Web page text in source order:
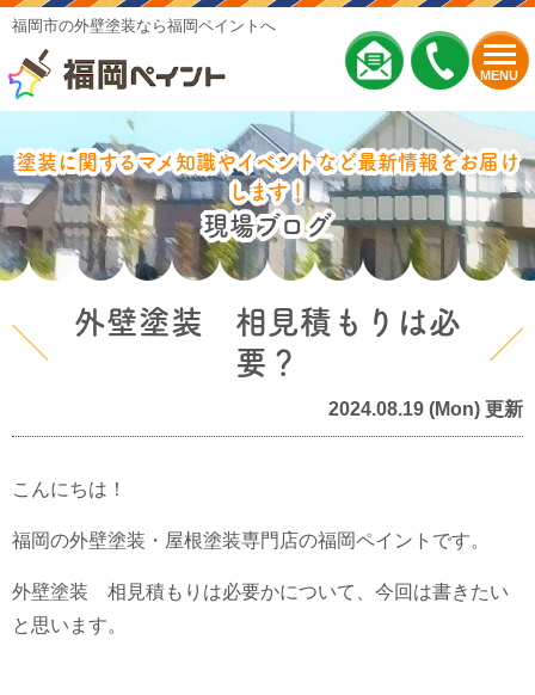
MENU
福岡市の外壁塗装なら福岡ペイントへ
塗装に関するマメ知識やイベントなど最新情報をお届け
します！
現場ブログ
外壁塗装 相見積もりは必
要？
2024.08.19 (Mon) 更新
こんにちは！
福岡の外壁塗装・屋根塗装専門店の福岡ペイントです。
外壁塗装 相見積もりは必要かについて、今回は書きたい
と思います。